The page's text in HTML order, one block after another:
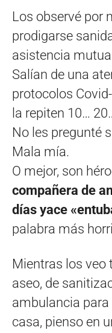
Los observé por
prodigarse
asistencia
Salían de una
protocolos
la repiten 10…
No les pregunté
Mala mía.
O mejor, son
compañera de
días yace
palabra más
Mientras los veo
aseo, de
ambulancia para
casa, pienso en